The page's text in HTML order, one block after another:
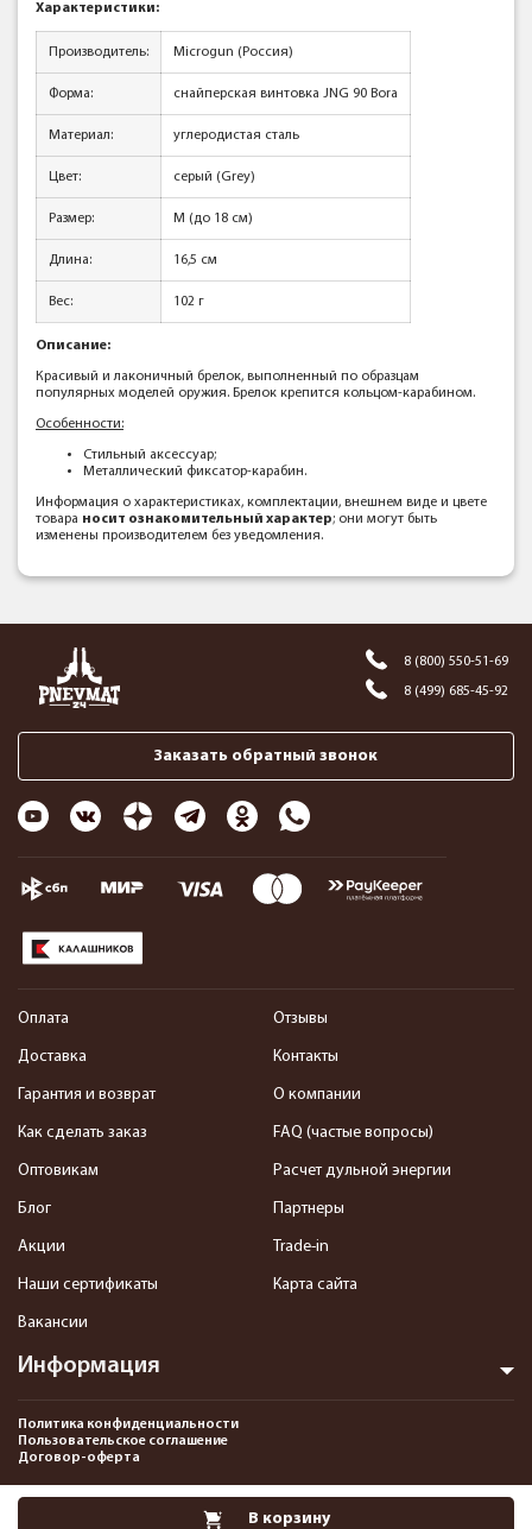
В корзину
Характеристики:
Производитель: Microgun (Россия)
Форма: снайперская винтовка JNG 90 Bora
Материал: углеродистая сталь
Цвет: серый (Grey)
Размер: M (до 18 см)
Длина: 16,5 см
Вес: 102 г
Описание:
Красивый и лаконичный брелок, выполненный по образцам
популярных моделей оружия. Брелок крепится кольцом-карабином.
Особенности:
Стильный аксессуар;
Металлический фиксатор-карабин.
Информация о характеристиках, комплектации, внешнем виде и цвете
товара носит ознакомительный характер; они могут быть
изменены производителем без уведомления.
8 (800) 550-51-69
8 (499) 685-45-92
Заказать обратный звонок
Информация
Оплата
Доставка
Гарантия и возврат
Как сделать заказ
Оптовикам
Блог
Акции
Наши сертификаты
Вакансии
Отзывы
Контакты
О компании
FAQ (частые вопросы)
Расчет дульной энергии
Партнеры
Trade-in
Карта сайта
Политика конфиденциальности
Пользовательское соглашение
Договор-оферта
2013-2026 Интернет-магазин пневматики, страйкбола и снаряжения–
Pnevmat24.ru. Все права защищены.©